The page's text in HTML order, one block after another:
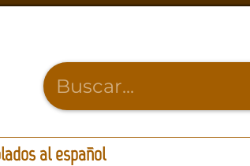
al español